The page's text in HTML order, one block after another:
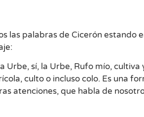
las palabras de Cicerón estando
sí, la Urbe, Rufo mío, cultiva
culto o incluso colo. Es una
atenciones, que habla de